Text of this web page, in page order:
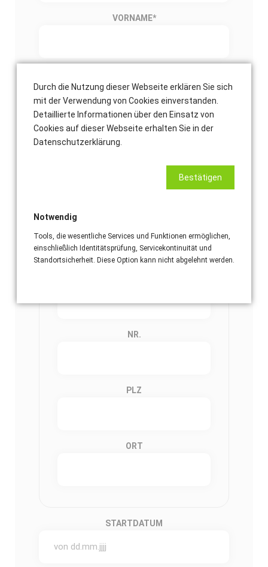
VORNAME*
E-MAIL-ADRESSE*
Einsatzort Adresse
NR.
PLZ
ORT
STARTDATUM
Durch die Nutzung dieser Webseite erklären Sie sich
mit der Verwendung von Cookies einverstanden.
Detaillierte Informationen über den Einsatz von
Cookies auf dieser Webseite erhalten Sie in der
Datenschutzerklärung.
Bestätigen
Notwendig
Tools, die wesentliche Services und Funktionen ermöglichen,
einschließlich Identitätsprüfung, Servicekontinuität und
Standortsicherheit. Diese Option kann nicht abgelehnt werden.